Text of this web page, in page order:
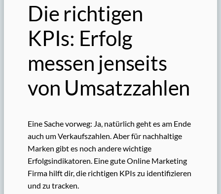
Die richtigen
KPIs: Erfolg
messen jenseits
von Umsatzzahlen
Eine Sache vorweg: Ja, natürlich geht es am Ende
auch um Verkaufszahlen. Aber für nachhaltige
Marken gibt es noch andere wichtige
Erfolgsindikatoren. Eine gute Online Marketing
Firma hilft dir, die richtigen KPIs zu identifizieren
und zu tracken.